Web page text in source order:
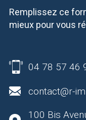
Remplissez ce
mieux pour vous
04 78 57 46
contact@r-
100 Bis